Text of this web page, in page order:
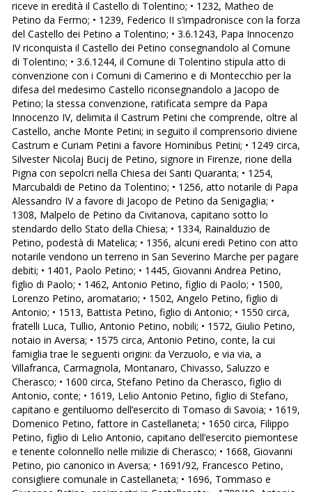
riceve in eredità il Castello di Tolentino; • 1232, Matheo de
Petino da Fermo; • 1239, Federico II s’impadronisce con la forza
del Castello dei Petino a Tolentino; • 3.6.1243, Papa Innocenzo
IV riconquista il Castello dei Petino consegnandolo al Comune
di Tolentino; • 3.6.1244, il Comune di Tolentino stipula atto di
convenzione con i Comuni di Camerino e di Montecchio per la
difesa del medesimo Castello riconsegnandolo a Jacopo de
Petino; la stessa convenzione, ratificata sempre da Papa
Innocenzo IV, delimita il Castrum Petini che comprende, oltre al
Castello, anche Monte Petini; in seguito il comprensorio diviene
Castrum e Curiam Petini a favore Hominibus Petini; • 1249 circa,
Silvester Nicolaj Bucij de Petino, signore in Firenze, rione della
Pigna con sepolcri nella Chiesa dei Santi Quaranta; • 1254,
Marcubaldi de Petino da Tolentino; • 1256, atto notarile di Papa
Alessandro IV a favore di Jacopo de Petino da Senigaglia; •
1308, Malpelo de Petino da Civitanova, capitano sotto lo
stendardo dello Stato della Chiesa; • 1334, Rainalduzio de
Petino, podestà di Matelica; • 1356, alcuni eredi Petino con atto
notarile vendono un terreno in San Severino Marche per pagare
debiti; • 1401, Paolo Petino; • 1445, Giovanni Andrea Petino,
figlio di Paolo; • 1462, Antonio Petino, figlio di Paolo; • 1500,
Lorenzo Petino, aromatario; • 1502, Angelo Petino, figlio di
Antonio; • 1513, Battista Petino, figlio di Antonio; • 1550 circa,
fratelli Luca, Tullio, Antonio Petino, nobili; • 1572, Giulio Petino,
notaio in Aversa; • 1575 circa, Antonio Petino, conte, la cui
famiglia trae le seguenti origini: da Verzuolo, e via via, a
Villafranca, Carmagnola, Montanaro, Chivasso, Saluzzo e
Cherasco; • 1600 circa, Stefano Petino da Cherasco, figlio di
Antonio, conte; • 1619, Lelio Antonio Petino, figlio di Stefano,
capitano e gentiluomo dell’esercito di Tomaso di Savoia; • 1619,
Domenico Petino, fattore in Castellaneta; • 1650 circa, Filippo
Petino, figlio di Lelio Antonio, capitano dell’esercito piemontese
e tenente colonnello nelle milizie di Cherasco; • 1668, Giovanni
Petino, pio canonico in Aversa; • 1691/92, Francesco Petino,
consigliere comunale in Castellaneta; • 1696, Tommaso e